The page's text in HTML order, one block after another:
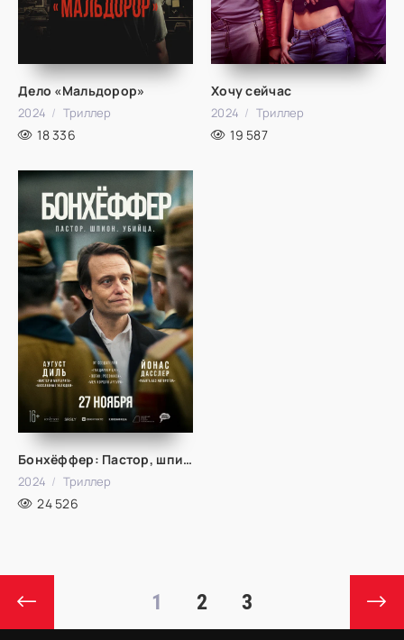
Дело «Мальдорор»
2024 Триллер
18 336
Хочу сейчас
2024 Триллер
19 587
Бонхёффер: Пастор, шпион, убийца
2024 Триллер
24 526
1 2 3